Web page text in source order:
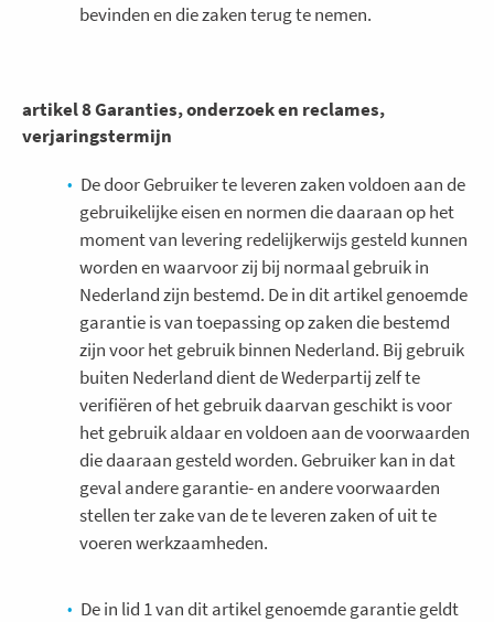
bevinden en die zaken terug te nemen.
artikel 8 Garanties, onderzoek en reclames,
verjaringstermijn
De door Gebruiker te leveren zaken voldoen aan de
gebruikelijke eisen en normen die daaraan op het
moment van levering redelijkerwijs gesteld kunnen
worden en waarvoor zij bij normaal gebruik in
Nederland zijn bestemd. De in dit artikel genoemde
garantie is van toepassing op zaken die bestemd
zijn voor het gebruik binnen Nederland. Bij gebruik
buiten Nederland dient de Wederpartij zelf te
verifiëren of het gebruik daarvan geschikt is voor
het gebruik aldaar en voldoen aan de voorwaarden
die daaraan gesteld worden. Gebruiker kan in dat
geval andere garantie- en andere voorwaarden
stellen ter zake van de te leveren zaken of uit te
voeren werkzaamheden.
De in lid 1 van dit artikel genoemde garantie geldt